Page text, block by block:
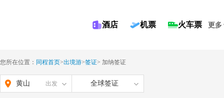
酒店 机票 火车票 更多
您所在位置： 同程首页>出境游>签证> 加纳签证
黄山 出发 全球签证